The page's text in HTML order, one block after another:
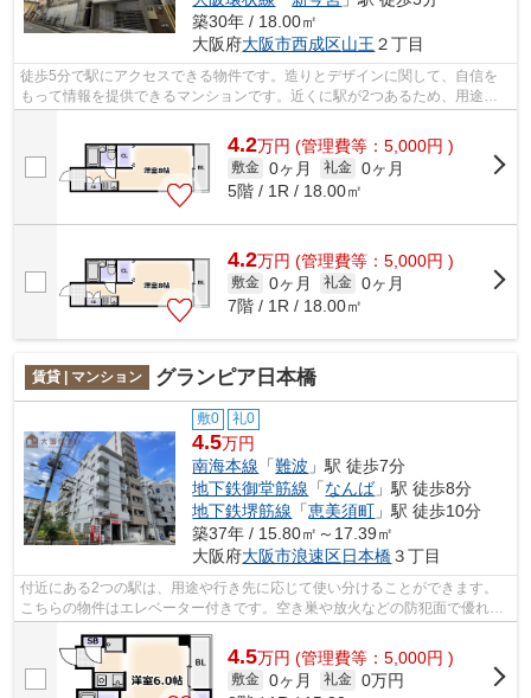
築30年 / 18.00㎡
大阪府大阪市西成区山王 ２丁目
徒歩5分で駅にアクセスできる物件です。造りとデザインに関して、自信を
もって情報を提供できるマンションです。近くに駅が2つあるため、用途や
4.2万円 (管理費等：5,000円 )
敷金 0ヶ月 礼金 0ヶ月
5階 / 1R / 18.00㎡
4.2万円 (管理費等：5,000円 )
敷金 0ヶ月 礼金 0ヶ月
7階 / 1R / 18.00㎡
賃貸 | マンション グランピア日本橋
敷0 礼0
4.5万円
南海本線 「難波 」駅 徒歩7分
地下鉄御堂筋線 「なんば」駅 徒歩8分
地下鉄堺筋線 「恵美須町 」駅 徒歩10分
築37年 / 15.80㎡～17.39㎡
大阪府大阪市浪速区日本橋３丁目
付近にある2つの駅は、用途や行き先に応じて使い分けることができます。
こちらの物件はエレベーター付きです。空き巣や放火などの防犯面で優れて
4.5万円 (管理費等：5,000円 )
敷金 0ヶ月 礼金 0万円